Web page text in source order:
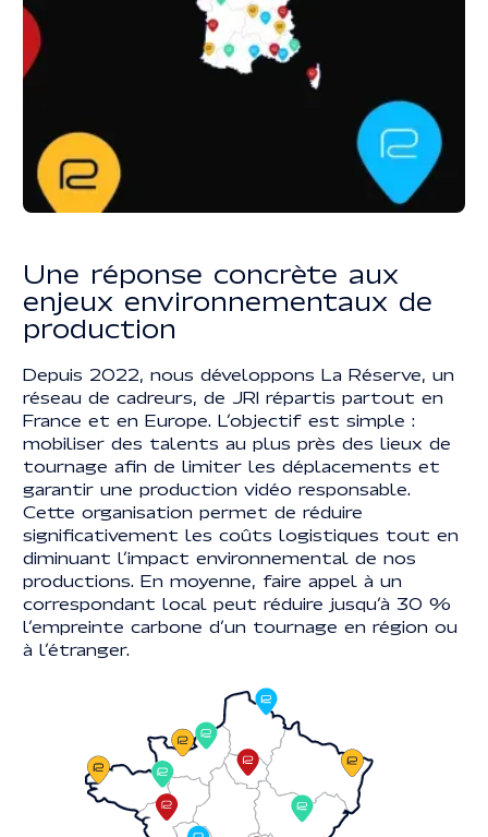
Une réponse concrète aux
enjeux environnementaux de
production
Depuis 2022, nous développons La Réserve, un
réseau de cadreurs, de JRI répartis partout en
France et en Europe. L’objectif est simple :
mobiliser des talents au plus près des lieux de
tournage afin de limiter les déplacements et
garantir une production vidéo responsable.
Cette organisation permet de réduire
significativement les coûts logistiques tout en
diminuant l’impact environnemental de nos
productions. En moyenne, faire appel à un
correspondant local peut réduire jusqu’à 30 %
l’empreinte carbone d’un tournage en région ou
à l’étranger.
Legal information
LEGAL INFORMATION
© 2025 | REACTIVE. ALL RIGHTS RESERVED